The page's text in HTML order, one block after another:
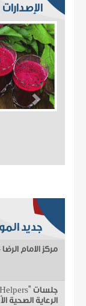
الإصدارات
جديد
مركز الامام
الرعاية الصحية